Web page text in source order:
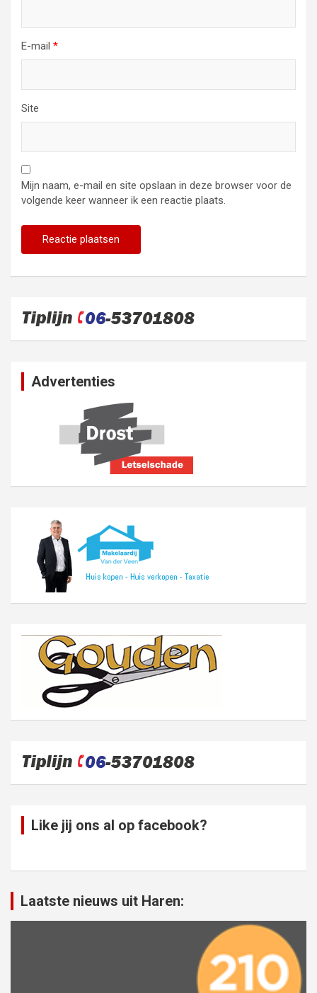
E-mail *
Site
Mijn naam, e-mail en site opslaan in deze browser voor de
volgende keer wanneer ik een reactie plaats.
Advertenties
Like jij ons al op facebook?
Laatste nieuws uit Haren: